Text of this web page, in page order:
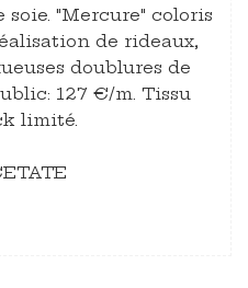
"Mercure" coloris
de rideaux,
doublures de
127 €/m. Tissu
limité.